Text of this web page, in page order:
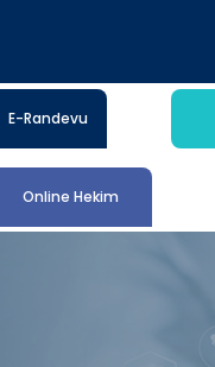
E-Randevu
Online Hekim